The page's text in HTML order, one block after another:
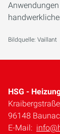
Bildquelle: Vaillant
HSG -
96148
E-Mail: